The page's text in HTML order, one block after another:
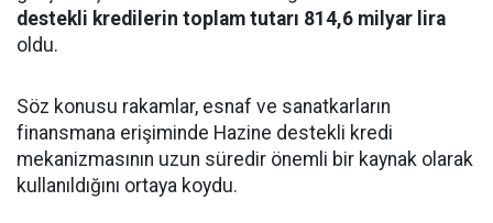
destekli kredilerin toplam tutarı 814,6 milyar lira
oldu.
Söz konusu rakamlar, esnaf ve sanatkarların
finansmana erişiminde Hazine destekli kredi
mekanizmasının uzun süredir önemli bir kaynak olarak
kullanıldığını ortaya koydu.